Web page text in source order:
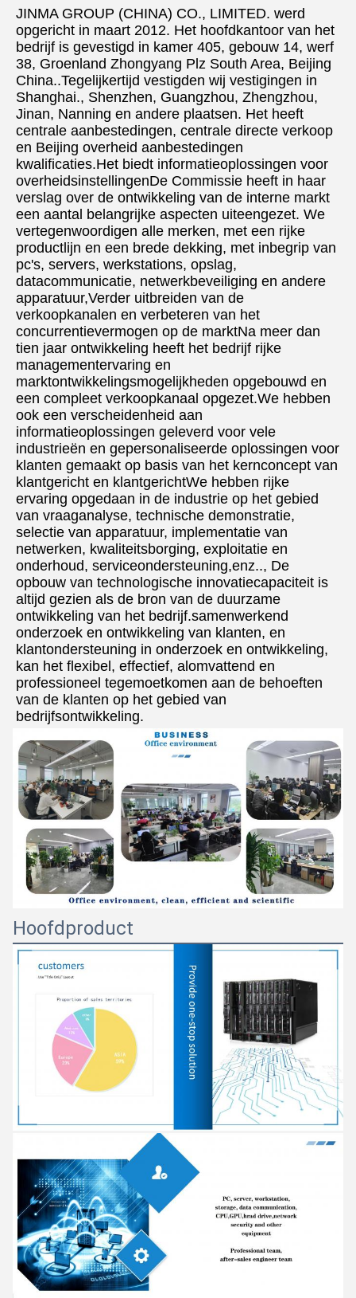
JINMA GROUP (CHINA) CO., LIMITED. werd
opgericht in maart 2012. Het hoofdkantoor van het
bedrijf is gevestigd in kamer 405, gebouw 14, werf
38, Groenland Zhongyang Plz South Area, Beijing
China..Tegelijkertijd vestigden wij vestigingen in
Shanghai., Shenzhen, Guangzhou, Zhengzhou,
Jinan, Nanning en andere plaatsen. Het heeft
centrale aanbestedingen, centrale directe verkoop
en Beijing overheid aanbestedingen
kwalificaties.Het biedt informatieoplossingen voor
overheidsinstellingenDe Commissie heeft in haar
verslag over de ontwikkeling van de interne markt
een aantal belangrijke aspecten uiteengezet. We
vertegenwoordigen alle merken, met een rijke
productlijn en een brede dekking, met inbegrip van
pc's, servers, werkstations, opslag,
datacommunicatie, netwerkbeveiliging en andere
apparatuur,Verder uitbreiden van de
verkoopkanalen en verbeteren van het
concurrentievermogen op de marktNa meer dan
tien jaar ontwikkeling heeft het bedrijf rijke
managementervaring en
marktontwikkelingsmogelijkheden opgebouwd en
een compleet verkoopkanaal opgezet.We hebben
ook een verscheidenheid aan
informatieoplossingen geleverd voor vele
industrieën en gepersonaliseerde oplossingen voor
klanten gemaakt op basis van het kernconcept van
klantgericht en klantgerichtWe hebben rijke
ervaring opgedaan in de industrie op het gebied
van vraaganalyse, technische demonstratie,
selectie van apparatuur, implementatie van
netwerken, kwaliteitsborging, exploitatie en
onderhoud, serviceondersteuning,enz.., De
opbouw van technologische innovatiecapaciteit is
altijd gezien als de bron van de duurzame
ontwikkeling van het bedrijf.samenwerkend
onderzoek en ontwikkeling van klanten, en
klantondersteuning in onderzoek en ontwikkeling,
kan het flexibel, effectief, alomvattend en
professioneel tegemoetkomen aan de behoeften
van de klanten op het gebied van
bedrijfsontwikkeling.
Hoofdproduct